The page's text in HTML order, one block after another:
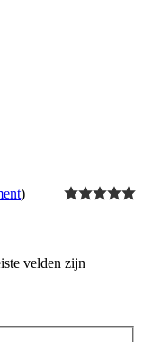
)
velden zijn